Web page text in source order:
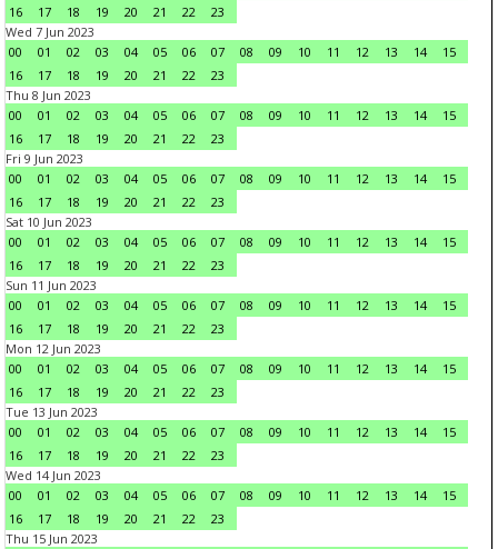
16
17 18 19 20 21 22
23
Wed 7 Jun 2023
00
01 02 03 04 05 06 07 08 09 10 11 12 13 14
15
16
17 18 19 20 21 22
23
Thu 8 Jun 2023
00
01 02 03 04 05 06 07 08 09 10 11 12 13 14
15
16
17 18 19 20 21 22
23
Fri 9 Jun 2023
00
01 02 03 04 05 06 07 08 09 10 11 12 13 14
15
16
17 18 19 20 21 22
23
Sat 10 Jun 2023
00
01 02 03 04 05 06 07 08 09 10 11 12 13 14
15
16
17 18 19 20 21 22
23
Sun 11 Jun 2023
00
01 02 03 04 05 06 07 08 09 10 11 12 13 14
15
16
17 18 19 20 21 22
23
Mon 12 Jun 2023
00
01 02 03 04 05 06 07 08 09 10 11 12 13 14
15
16
17 18 19 20 21 22
23
Tue 13 Jun 2023
00
01 02 03 04 05 06 07 08 09 10 11 12 13 14
15
16
17 18 19 20 21 22
23
Wed 14 Jun 2023
00
01 02 03 04 05 06 07 08 09 10 11 12 13 14
15
16
17 18 19 20 21 22
23
Thu 15 Jun 2023